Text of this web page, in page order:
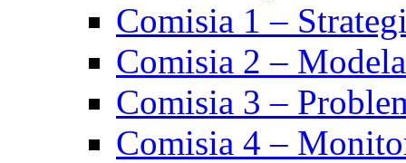
Comisia 1 –
Comisia 2 –
Comisia 3 –
Comisia 4 –